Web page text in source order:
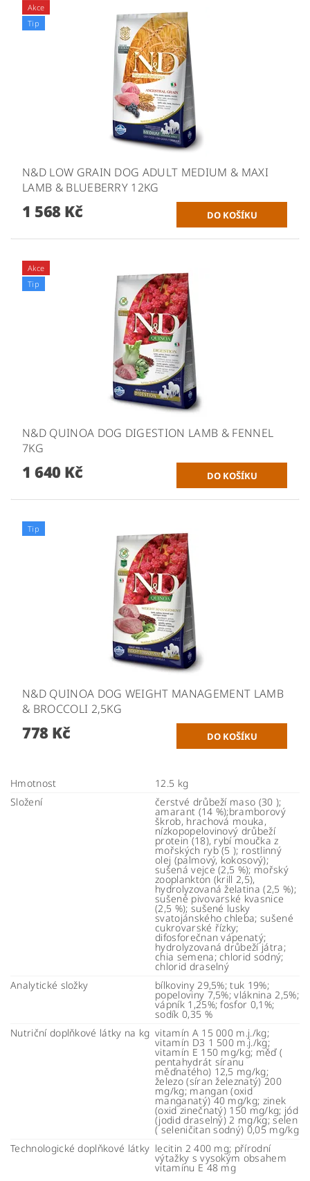
Akce
Tip
N&D LOW GRAIN DOG ADULT MEDIUM & MAXI
LAMB & BLUEBERRY 12KG
1 568 Kč
Akce
Tip
N&D QUINOA DOG DIGESTION LAMB & FENNEL
7KG
1 640 Kč
Tip
N&D QUINOA DOG WEIGHT MANAGEMENT LAMB
& BROCCOLI 2,5KG
778 Kč
Hmotnost
12.5 kg
Složení
čerstvé drůbeží maso (30 );
amarant (14 %);bramborový
škrob, hrachová mouka,
nízkopopelovinový drůbeží
protein (18), rybí moučka z
mořských ryb (5 ); rostlinný
olej (palmový, kokosový);
sušená vejce (2,5 %); mořský
zooplankton (krill 2,5),
hydrolyzovaná želatina (2,5 %);
sušené pivovarské kvasnice
(2,5 %); sušené lusky
svatojánského chleba; sušené
cukrovarské řízky;
difosforečnan vápenatý;
hydrolyzovaná drůbeží játra;
chia semena; chlorid sodný;
chlorid draselný
Analytické složky
bílkoviny 29,5%; tuk 19%;
popeloviny 7,5%; vláknina 2,5%;
vápník 1,25%; fosfor 0,1%;
sodík 0,35 %
Nutriční doplňkové látky na kg vitamín A 15 000 m.j./kg;
vitamín D3 1 500 m.j./kg;
vitamín E 150 mg/kg; měď (
pentahydrát síranu
měďnatého) 12,5 mg/kg;
železo (síran železnatý) 200
mg/kg; mangan (oxid
manganatý) 40 mg/kg; zinek
(oxid zinečnatý) 150 mg/kg; jód
(jodid draselný) 2 mg/kg; selen
( seleničitan sodný) 0,05 mg/kg
Technologické doplňkové látky lecitin 2 400 mg; přírodní
výtažky s vysokým obsahem
vitamínu E 48 mg